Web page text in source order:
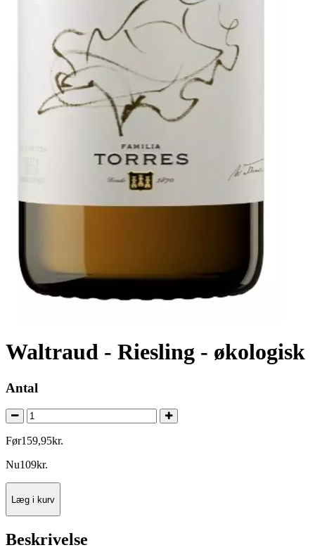
Waltraud - Riesling - økologisk
Antal
Før159,95kr.
Nu109kr.
Læg i kurv
Beskrivelse